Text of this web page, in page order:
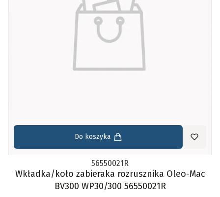
Do koszyka
56550021R
Wkładka/koło zabieraka rozrusznika Oleo-Mac
BV300 WP30/300 56550021R